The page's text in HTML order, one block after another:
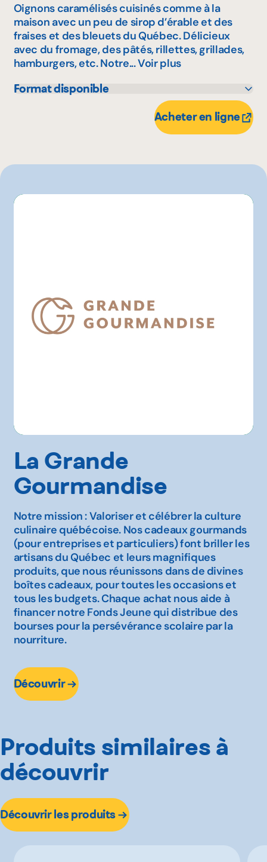
Oignons caramélisés cuisinés comme à la
maison avec un peu de sirop d’érable et des
fraises et des bleuets du Québec. Délicieux
avec du fromage, des pâtés, rillettes, grillades,
hamburgers, etc. Notre...Voir plus
Format disponible
Acheter en ligne
La Grande
Gourmandise
Notre mission : Valoriser et célébrer la culture
culinaire québécoise. Nos cadeaux gourmands
(pour entreprises et particuliers) font briller les
artisans du Québec et leurs magnifiques
produits, que nous réunissons dans de divines
boîtes cadeaux, pour toutes les occasions et
tous les budgets. Chaque achat nous aide à
financer notre Fonds Jeune qui distribue des
bourses pour la persévérance scolaire par la
nourriture.
Découvrir
Produits similaires à
découvrir
Découvrir les produits